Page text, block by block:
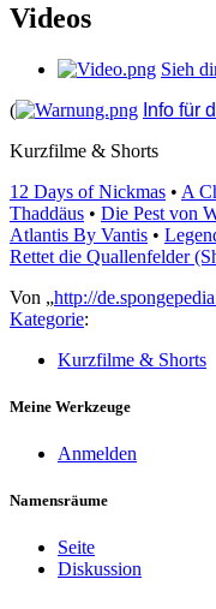
Videos
Sieh
(
Info für
Kurzfilme & Shorts
12 Days of Nickmas • A
Thaddäus • Die Pest von
Atlantis By Vantis •
Rettet die Quallenfelder
Von „http://
Kategorie:
Kurzfilme & Shorts
Meine Werkzeuge
Anmelden
Namensräume
Seite
Diskussion